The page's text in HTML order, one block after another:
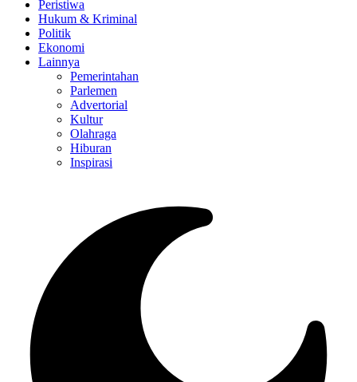
Peristiwa
Hukum & Kriminal
Politik
Ekonomi
Lainnya
Pemerintahan
Parlemen
Advertorial
Kultur
Olahraga
Hiburan
Inspirasi